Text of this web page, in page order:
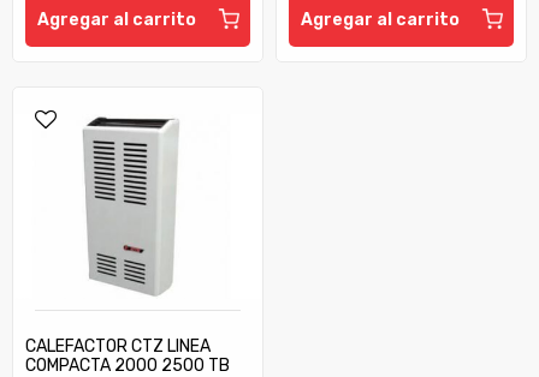
Agregar al carrito Agregar al carrito
CALEFACTOR CTZ LINEA
COMPACTA 2000 2500 TB